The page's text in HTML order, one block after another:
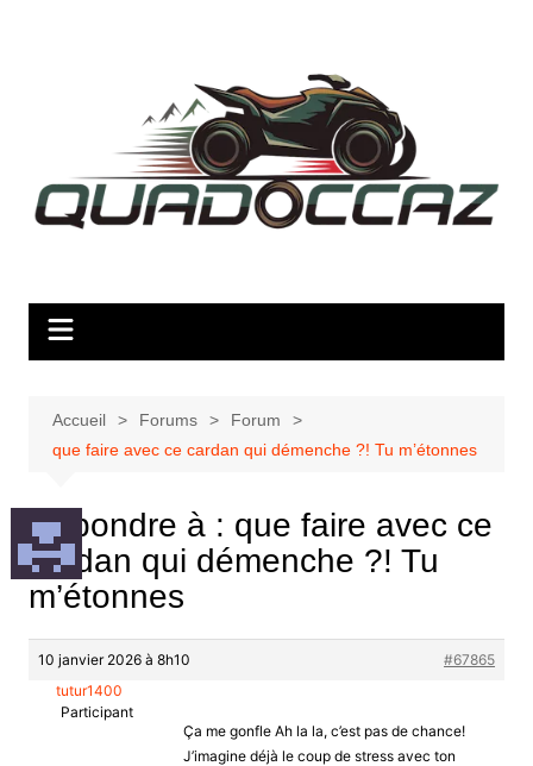
Accueil Forums
Forum
que faire avec ce cardan qui démenche ?! Tu m’étonnes
Répondre à : que faire avec ce
cardan qui démenche ?! Tu
m’étonnes
10 janvier 2026 à 8h10
#67865
tutur1400
Participant
Ça me gonfle Ah la la, c’est pas de chance!
J’imagine déjà le coup de stress avec ton